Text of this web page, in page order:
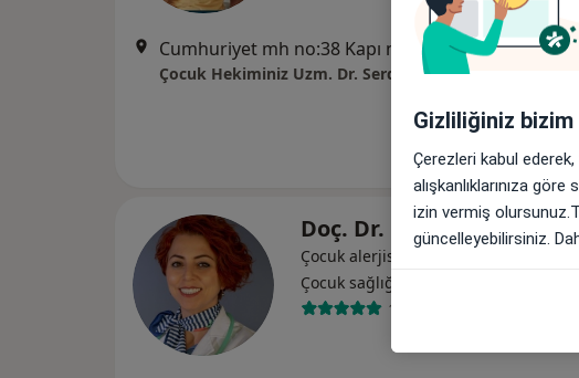
Cumhuriyet mh no:38 Kapı no:2 Kat:5 D:16 Yavuztuna Center, Samsun •Harita
Doç. Dr. Mehtap Kılıç
Çocuk alerjisi, Çocuk i̇mmünolojisi,
Çocuk sağlığı ve hastalıkları
156 görüş
Gizliliğiniz
Çerezleri kabul
alışkanlıklarınıza
izin vermiş
güncelleyebilirsiniz.